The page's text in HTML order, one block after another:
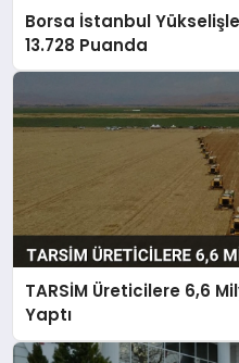
Borsa İstanbul Yükselişle
13.728 Puanda
TARSİM Üreticilere 6,6
Yaptı